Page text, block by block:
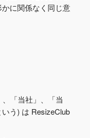
に関係なく同じ意
「当社」、「当
う) は ResizeClub